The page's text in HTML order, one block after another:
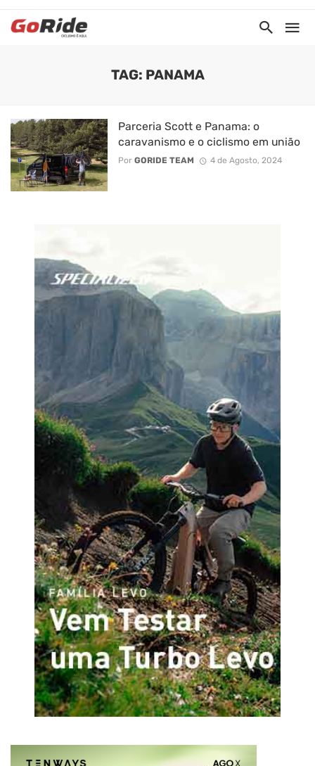
TAG: PANAMA
Parceria Scott e Panama: o
caravanismo e o ciclismo em união
Por GORIDE TEAM 4 de Agosto, 2024